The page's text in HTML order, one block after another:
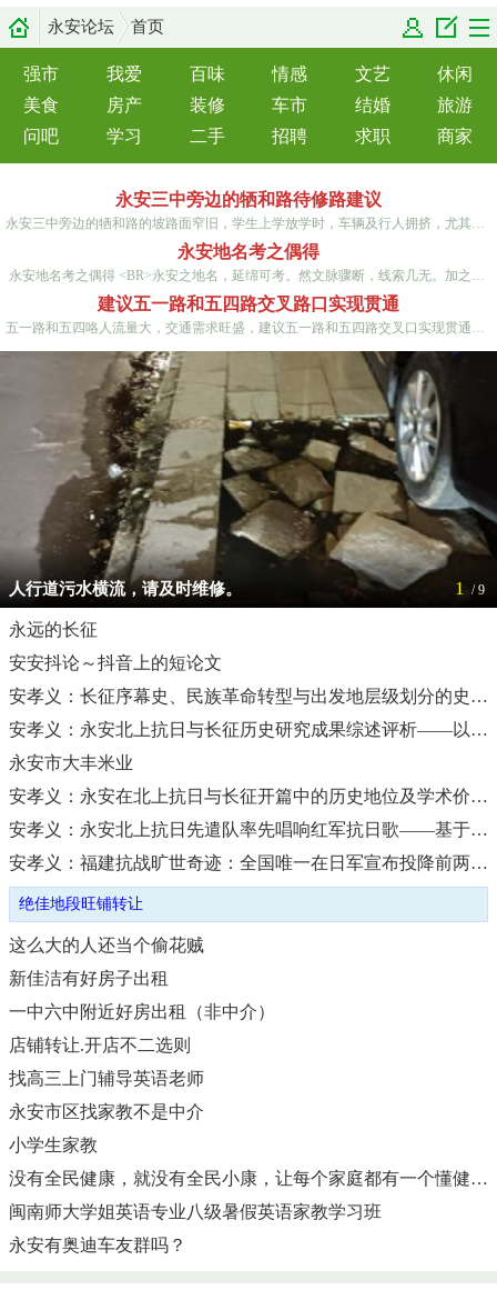
永安论坛 首页
强市 我爱 百味 情感 文艺
休闲
美食
房产 装修 车市 结婚
旅游
问吧
学习 二手 招聘 求职 商家
永安三中旁边的牺和路待修路建议
永安三中旁边的牺和路的坡路面窄旧，学生上学放学时，车辆及行人拥挤，尤其下雨天，路面都是漏水，呼吁政府相关部门早点改善学校旁边路面建设，…
永安地名考之偶得
永安地名考之偶得 <BR>永安之地名，延绵可考。然文脉骤断，线索几无。加之，想当然者，随意画足，添写几何，成为遗笑。<BR>今获燕邑《张氏族谱…
建议五一路和五四路交叉路口实现贯通
五一路和五四咯人流量大，交通需求旺盛，建议五一路和五四路交叉口实现贯通，将五四路口的中间隔离栏打开，并设置红绿灯，设置二个人行通道，这…
人行道污水横流，请及时维修。 1 / 9
永远的长征
安安抖论～抖音上的短论文
安孝义：长征序幕史、民族革命转型与出发地层级划分的史学突破及学术价值研究
安孝义：永安北上抗日与长征历史研究成果综述评析——以地方学者安孝义为基论
永安市大丰米业
安孝义：永安在北上抗日与长征开篇中的历史地位及学术价值研究——以建国以来北上抗日与长征研究为对标释读
安孝义：永安北上抗日先遣队率先唱响红军抗日歌——基于《红星画报》第十二期《红军抗日歌》的党史价值研究
安孝义：福建抗战旷世奇迹：全国唯一在日军宣布投降前两次主动收复省会城市福州
绝佳地段旺铺转让
逸清斋书画装裱培训信息
绝佳地段旺铺转让
逸清斋书画装裱培训信息
这么大的人还当个偷花贼
新佳洁有好房子出租
一中六中附近好房出租（非中介）
店铺转让.开店不二选则
找高三上门辅导英语老师
永安市区找家教不是中介
小学生家教
没有全民健康，就没有全民小康，让每个家庭都有一个懂健康的人。
闽南师大学姐英语专业八级暑假英语家教学习班
永安有奥迪车友群吗？